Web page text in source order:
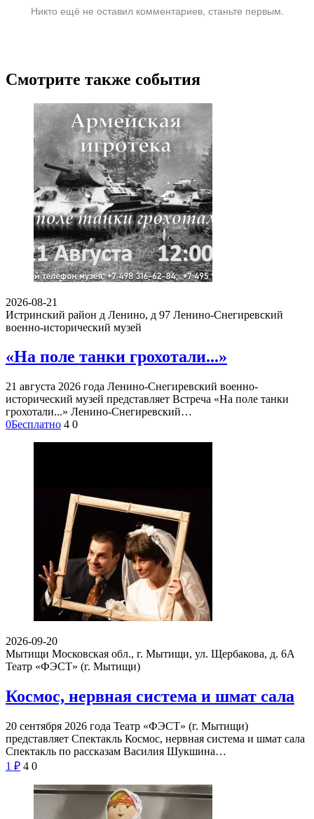
Никто ещё не оставил комментариев, станьте первым.
Смотрите также события
2026-08-21
Истринский район д Ленино, д 97 Ленино-Снегиревский
военно-исторический музей
«На поле танки грохотали...»
21 августа 2026 года Ленино-Снегиревский военно-
исторический музей представляет Встреча «На поле танки
грохотали...» Ленино-Снегиревский…
0Бесплатно 4 0
2026-09-20
Мытищи Московская обл., г. Мытищи, ул. Щербакова, д. 6А
Театр «ФЭСТ» (г. Мытищи)
Космос, нервная система и шмат сала
20 сентября 2026 года Театр «ФЭСТ» (г. Мытищи)
представляет Спектакль Космос, нервная система и шмат сала
Спектакль по рассказам Василия Шукшина…
1 ₽ 4 0